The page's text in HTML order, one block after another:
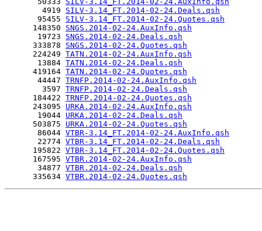
        4919
SILV-3.14_FT.2014-02-24.Deals.qsh
       95455
SILV-3.14_FT.2014-02-24.Quotes.qsh
      148350
SNGS.2014-02-24.AuxInfo.qsh
       19723
SNGS.2014-02-24.Deals.qsh
      333878
SNGS.2014-02-24.Quotes.qsh
      224249
TATN.2014-02-24.AuxInfo.qsh
       13884
TATN.2014-02-24.Deals.qsh
      419164
TATN.2014-02-24.Quotes.qsh
       44447
TRNFP.2014-02-24.AuxInfo.qsh
        3597
TRNFP.2014-02-24.Deals.qsh
      184422
TRNFP.2014-02-24.Quotes.qsh
      243095
URKA.2014-02-24.AuxInfo.qsh
       19044
URKA.2014-02-24.Deals.qsh
      503875
URKA.2014-02-24.Quotes.qsh
       86044
VTBR-3.14_FT.2014-02-24.AuxInfo.qsh
       22774
VTBR-3.14_FT.2014-02-24.Deals.qsh
      195822
VTBR-3.14_FT.2014-02-24.Quotes.qsh
      167595
VTBR.2014-02-24.AuxInfo.qsh
       34877
VTBR.2014-02-24.Deals.qsh
      335634
VTBR.2014-02-24.Quotes.qsh